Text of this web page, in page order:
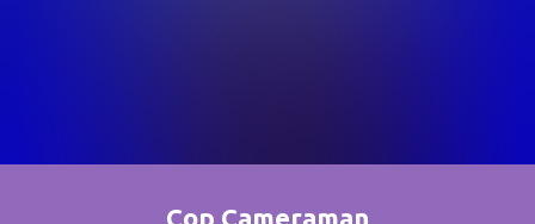
Cop Cameraman